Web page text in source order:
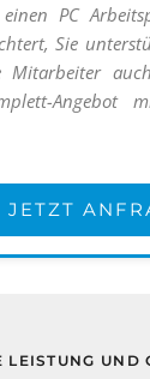
PC
Sie
Mitarbeiter
Angebot
JETZT
LEISTUNG UND